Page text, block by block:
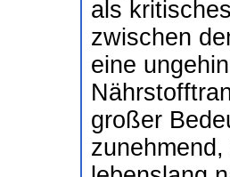
als
zwischen
eine
großer